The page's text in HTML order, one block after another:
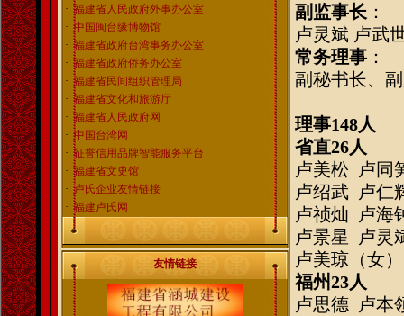
·福建省人民政府外事办公室
·中国闽台缘博物馆
·福建省政府台湾事务办公室
·福建省政府侨务办公室
·福建省民间组织管理局
·福建省文化和旅游厅
·福建省人民政府网
·中国台湾网
·征誉信用品牌智能服务平台
·福建省文史馆
·卢氏企业友情链接
·福建卢氏网
友情链接
副监事长 ：
卢灵斌 卢武
常务理事 ：
副秘书长、
理事148人
省直26人
卢美松 卢同
卢绍武 卢仁
卢祯灿 卢海
卢景星 卢灵
卢美琼（女）
福州23人
卢思德 卢本